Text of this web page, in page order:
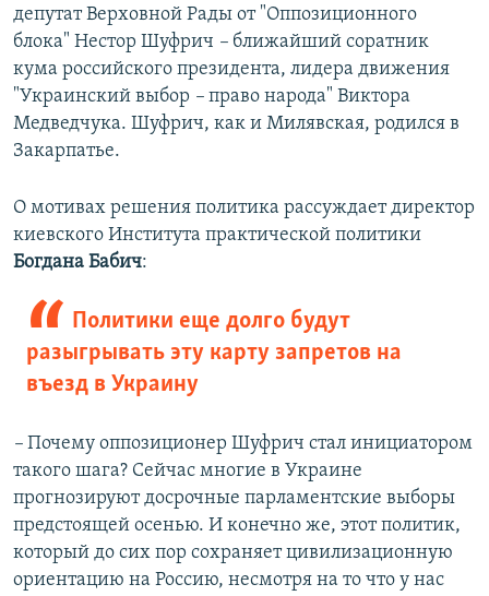
депутат Верховной Рады от "Оппозиционного
блока" Нестор Шуфрич – ближайший соратник
кума российского президента, лидера движения
"Украинский выбор – право народа" Виктора
Медведчука. Шуфрич, как и Милявская, родился в
Закарпатье.
О мотивах решения политика рассуждает директор
киевского Института практической политики
Богдана Бабич:
Политики еще долго будут
разыгрывать эту карту запретов на
въезд в Украину
– Почему оппозиционер Шуфрич стал инициатором
такого шага? Сейчас многие в Украине
прогнозируют досрочные парламентские выборы
предстоящей осенью. И конечно же, этот политик,
который до сих пор сохраняет цивилизационную
ориентацию на Россию, несмотря на то что у нас